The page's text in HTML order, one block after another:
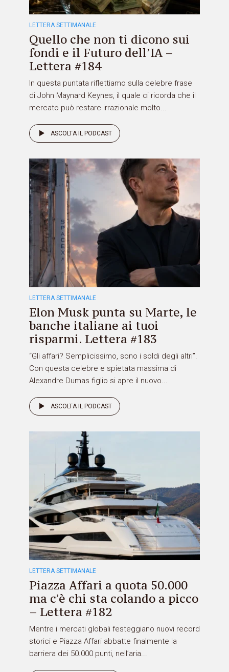
LETTERA SETTIMANALE
Quello che non ti dicono sui
fondi e il Futuro dell’IA –
Lettera #184
In questa puntata riflettiamo sulla celebre frase
di John Maynard Keynes, il quale ci ricorda che il
mercato può restare irrazionale molto...
ASCOLTA IL PODCAST
LETTERA SETTIMANALE
Elon Musk punta su Marte, le
banche italiane ai tuoi
risparmi. Lettera #183
“Gli affari? Semplicissimo, sono i soldi degli altri”.
Con questa celebre e spietata massima di
Alexandre Dumas figlio si apre il nuovo...
ASCOLTA IL PODCAST
LETTERA SETTIMANALE
Piazza Affari a quota 50.000
ma c’è chi sta colando a picco
– Lettera #182
Mentre i mercati globali festeggiano nuovi record
storici e Piazza Affari abbatte finalmente la
barriera dei 50.000 punti, nell’aria...